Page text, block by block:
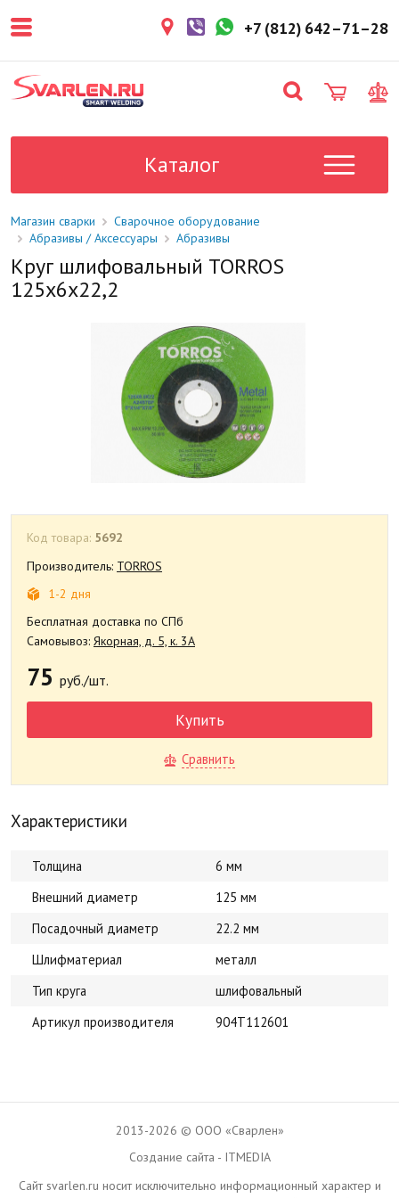
более 3 рабочих дней.
поставки в магазин: 1-2 рабочих
дня.
Данный товар отсутствует на
уточните у менеджера.
+7 (812) 642–71–28
Каталог
Магазин сварки
Сварочное оборудование
Абразивы / Аксессуары
Абразивы
Круг шлифовальный TORROS
125x6x22,2
Код товара: 5692
Производитель: TORROS
1-2 дня
Бесплатная доставка по СПб
Самовывоз: Якорная, д. 5, к. 3А
75 руб./шт.
Купить
Сравнить
Характеристики
Толщина
6 мм
Внешний диаметр
125 мм
Посадочный диаметр
22.2 мм
Шлифматериал
металл
Тип круга
шлифовальный
Артикул производителя
904Т112601
2013-2026 © ООО «Сварлен»
Создание сайта - ITMEDIA
Сайт svarlen.ru носит исключительно информационный характер и